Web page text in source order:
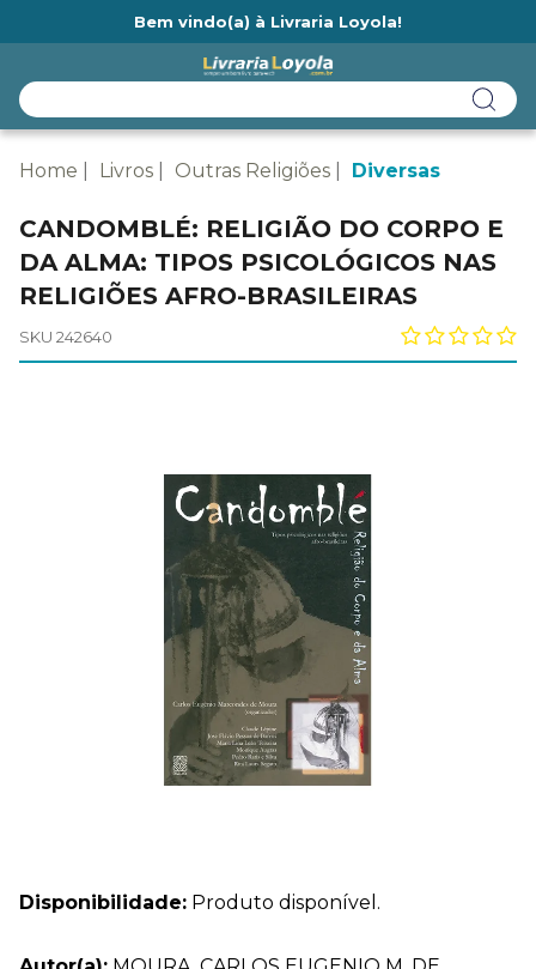
Bem vindo(a) à Livraria Loyola!
Home Livros Outras Religiões Diversas
CANDOMBLÉ: RELIGIÃO DO CORPO E
DA ALMA: TIPOS PSICOLÓGICOS NAS
RELIGIÕES AFRO-BRASILEIRAS
SKU 242640
Disponibilidade: Produto disponível.